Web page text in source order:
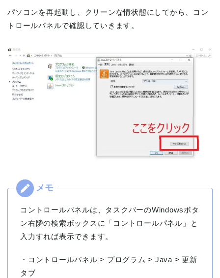
パソコンを再起動し、クリーンな情状態にしてから、コン
トロールパネルで確認していきます。
コントロールパネルは、タスクバーのWindowsボタ
ン右隣の検索ボックスに「コントロールパネル」と
入力すれば表示できます。
・コントロールパネル > プログラム > Java > 更新
タブ